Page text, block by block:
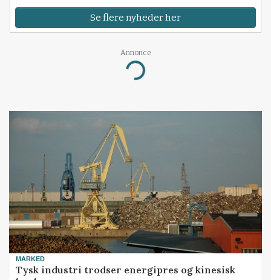
Se flere nyheder her
Annonce
Loading...
MARKED
Tysk industri trodser energipres og kinesisk